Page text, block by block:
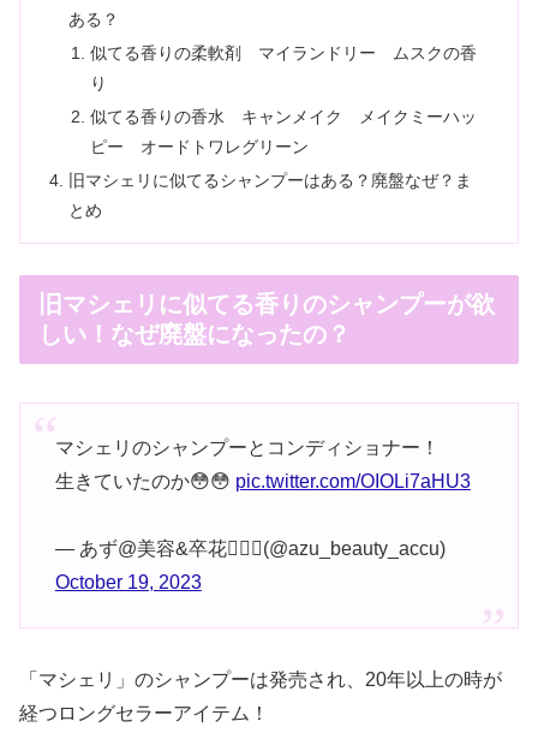
ある？
似てる香りの柔軟剤 マイランドリー ムスクの香
り
似てる香りの香水 キャンメイク メイクミーハッ
ピー オードトワレグリーン
旧マシェリに似てるシャンプーはある？廃盤なぜ？ま
とめ
旧マシェリに似てる香りのシャンプーが欲
しい！なぜ廃盤になったの？
マシェリのシャンプーとコンディショナー！
生きていたのか😳😳 pic.twitter.com/OIOLi7aHU3
— あず@美容&卒花👰🏻‍♀️(@azu_beauty_accu)
October 19, 2023
「マシェリ」のシャンプーは発売され、20年以上の時が
経つロングセラーアイテム！